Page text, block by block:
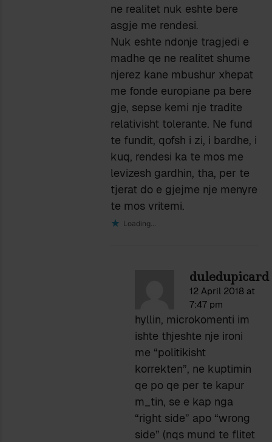
ne realitet nuk eshte bere
asgje me rendesi.
Nuk eshte ndonje tragjedi e
madhe qe ne realitet shume
njerez kane mbushur xhepat
me fonde europiane pa bere
gje, sepse kemi nje tradite
relativisht tolerante. Ne fund
te fundit, qofsh i zi, i bardhe, i
kuq, rendesi ka te mos me
levizesh gardhin, tha, per te
tjerat do e gjejme nje menyre
te mos vritemi.
Loading...
duledupicard
12 April 2018 at
7:47 pm
hyllin, microkomenti im
ishte thjeshte nje ironi
me “politikisht
korrekten”, ne kuptimin
qe po qe per te kapur
m_tin, se e kap nga
“right side” apo “wrong
side” (nqs mund te flitet